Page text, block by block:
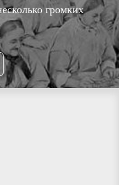
громких